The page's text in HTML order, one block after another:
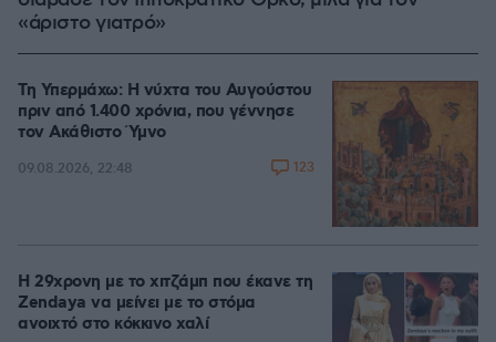
«άριστο γιατρό»
Τη Υπερμάχω: Η νύχτα του Αυγούστου
πριν από 1.400 χρόνια, που γέννησε
τον Ακάθιστο Ύμνο
09.08.2026, 22:48 123
Η 29χρονη με το χιτζάμπ που έκανε τη
Zendaya να μείνει με το στόμα
ανοιχτό στο κόκκινο χαλί